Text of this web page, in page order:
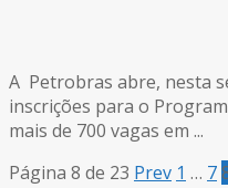
A Petrobras abre, nesta
inscrições para o
mais de 700 vagas em ...
Página 8 de 23 Prev 1 … 7